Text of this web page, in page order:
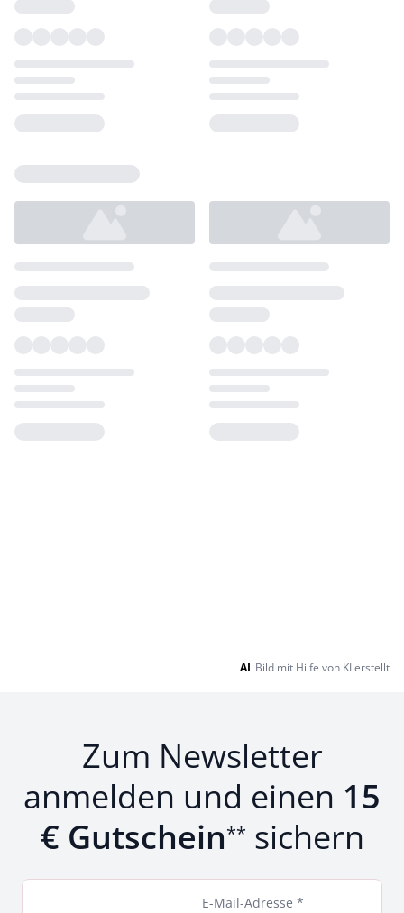
AI Bild mit Hilfe von KI erstellt
Zum Newsletter
anmelden und einen 15
€ Gutschein** sichern
E-Mail-Adresse *